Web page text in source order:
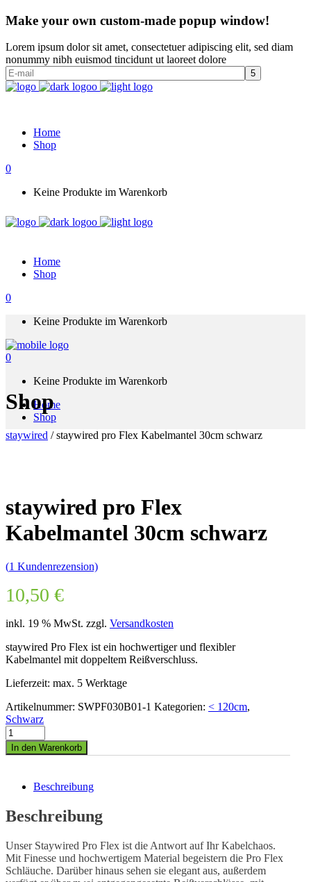
Make your own custom-made popup window!
Lorem ipsum dolor sit amet, consectetuer adipiscing elit, sed diam
nonummy nibh euismod tincidunt ut laoreet dolore
Home
Shop
0
Keine Produkte im Warenkorb
Home
Shop
0
Keine Produkte im Warenkorb
0
Keine Produkte im Warenkorb
Home
Shop
Shop
staywired /staywired pro Flex Kabelmantel 30cm schwarz
staywired pro Flex
Kabelmantel 30cm schwarz
(1 Kundenrezension)
10,50 €
inkl. 19 % MwSt. zzgl. Versandkosten
staywired Pro Flex ist ein hochwertiger und flexibler
Kabelmantel mit doppeltem Reißverschluss.
Lieferzeit: max. 5 Werktage
Artikelnummer: SWPF030B01-1 Kategorien: < 120cm,
Schwarz
In den Warenkorb
Beschreibung
Beschreibung
Unser Staywired Pro Flex ist die Antwort auf Ihr Kabelchaos.
Mit Finesse und hochwertigem Material begeistern die Pro Flex
Schläuche. Darüber hinaus sehen sie elegant aus, außerdem